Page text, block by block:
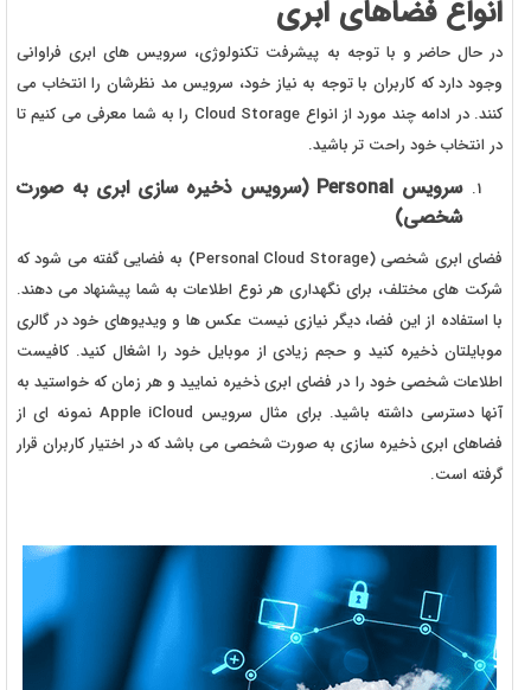
انواع فضاهای ابری
در حال حاضر و با توجه به پیشرفت تکنولوژی، سرویس های ابری فراوانی
وجود دارد که کاربران با توجه به نیاز خود، سرویس مد نظرشان را انتخاب می
کنند. در ادامه چند مورد از انواع Cloud Storage را به شما معرفی می کنیم تا
در انتخاب خود راحت تر باشید.
سرویس Personal (سرویس ذخیره سازی ابری به صورت
شخصی)
فضای ابری شخصی (Personal Cloud Storage) به فضایی گفته می شود که
شرکت های مختلف، برای نگهداری هر نوع اطلاعات به شما پیشنهاد می دهند.
با استفاده از این فضا، دیگر نیازی نیست عکس ها و ویدیوهای خود در گالری
موبایلتان ذخیره کنید و حجم زیادی از موبایل خود را اشغال کنید. کافیست
اطلاعات شخصی خود را در فضای ابری ذخیره نمایید و هر زمان که خواستید به
آنها دسترسی داشته باشید. برای مثال سرویس Apple iCloud نمونه ای از
فضاهای ابری ذخیره سازی به صورت شخصی می باشد که در اختیار کاربران قرار
گرفته است.